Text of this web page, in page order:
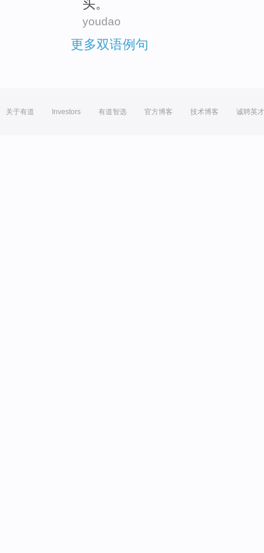
头。
youdao
更多双语例句
关于有道 Investors 有道智选 官方博客 技术博客 诚聘英才